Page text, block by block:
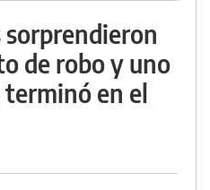
sorprendieron
de robo y uno
terminó en el